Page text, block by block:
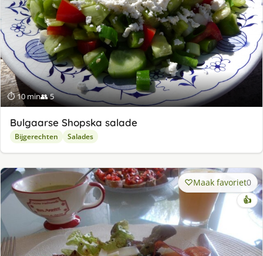
⏱ 10 min👥 5
Bulgaarse Shopska salade
Bijgerechten Salades
Maak favoriet0
👍